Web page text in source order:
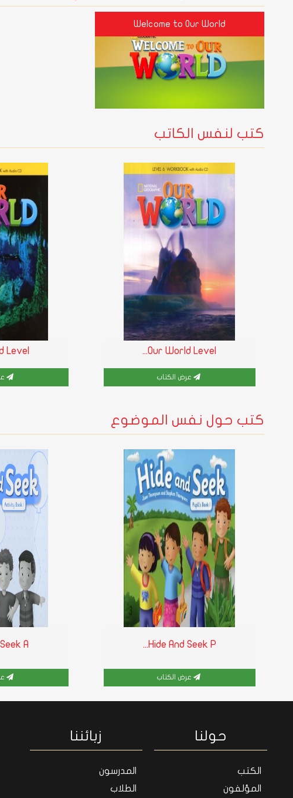
Welcome to Our World
كتب لنفس الكاتب
Our World Level...
عرض الكتاب
كتب حول نفس الموضوع
Hide And Seek P...
عرض الكتاب
A...
حولنا
الكتب
المؤلفون
زبائننا
المدرسون
الطلاب